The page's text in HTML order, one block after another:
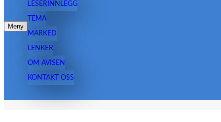
Meny
LESERINNLEGG
TEMA
MARKED
LENKER
OM AVISEN
KONTAKT OSS